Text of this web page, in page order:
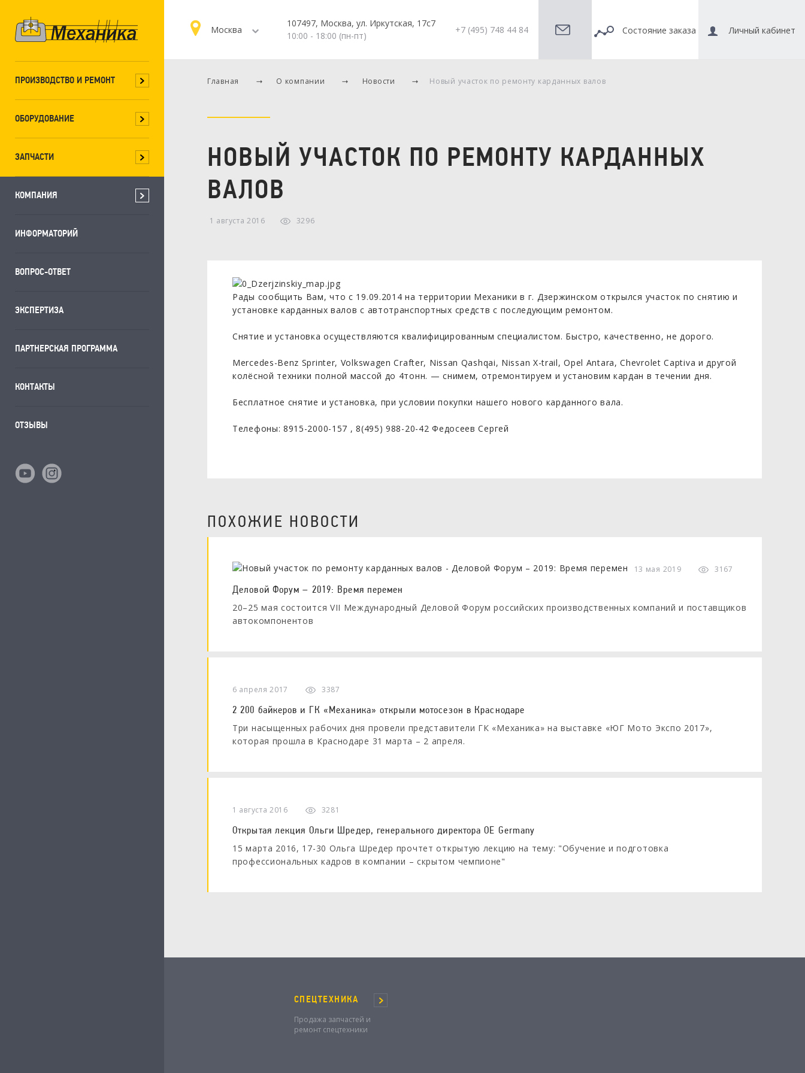
ПРОИЗВОДСТВО И РЕМОНТ
ОБОРУДОВАНИЕ
ЗАПЧАСТИ
КОМПАНИЯ
ИНФОРМАТОРИЙ
ВОПРОС-ОТВЕТ
ЭКСПЕРТИЗА
ПАРТНЕРСКАЯ ПРОГРАММА
КОНТАКТЫ
ОТЗЫВЫ
Москва
107497, Москва, ул. Иркутская, 17с7
10:00 - 18:00 (пн-пт)
+7 (495) 748 44 84 Состояние заказа Личный кабинет
Главная О компании Новости Новый участок по ремонту карданных валов
НОВЫЙ УЧАСТОК ПО РЕМОНТУ КАРДАННЫХ
ВАЛОВ
1 августа 2016 3296
Рады сообщить Вам, что с 19.09.2014 на территории Механики в г. Дзержинском открылся участок по снятию и
установке карданных валов с автотранспортных средств с последующим ремонтом.
Снятие и установка осуществляются квалифицированным специалистом. Быстро, качественно, не дорого.
Mercedes-Benz Sprinter, Volkswagen Crafter, Nissan Qashqai, Nissan X-trail, Opel Antara, Chevrolet Captiva и другой
колёсной техники полной массой до 4тонн. — снимем, отремонтируем и установим кардан в течении дня.
Бесплатное снятие и установка, при условии покупки нашего нового карданного вала.
Телефоны: 8915-2000-157 , 8(495) 988-20-42 Федосеев Сергей
ПОХОЖИЕ НОВОСТИ
13 мая 2019 3167
Деловой Форум – 2019: Время перемен
20–25 мая состоится VII Международный Деловой Форум российских производственных компаний и поставщиков
автокомпонентов
6 апреля 2017 3387
2 200 байкеров и ГК «Механика» открыли мотосезон в Краснодаре
Три насыщенных рабочих дня провели представители ГК «Механика» на выставке «ЮГ Мото Экспо 2017»,
которая прошла в Краснодаре 31 марта – 2 апреля.
1 августа 2016 3281
Открытая лекция Ольги Шредер, генерального директора OE Germany
15 марта 2016, 17-30 Ольга Шредер прочтет открытую лекцию на тему: "Обучение и подготовка
профессиональных кадров в компании – скрытом чемпионе"
СПЕЦТЕХНИКА
Продажа запчастей и
ремонт спецтехники